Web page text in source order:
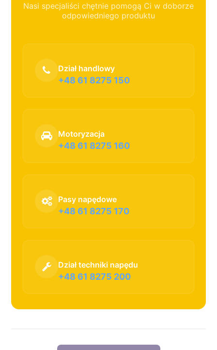
Nasi specjaliści chętnie pomogą Ci w doborze
odpowiedniego produktu
Dział handlowy
+48 61 8275 150
Motoryzacja
+48 61 8275 160
Pasy napędowe
+48 61 8275 170
Dział techniki napędu
+48 61 8275 200